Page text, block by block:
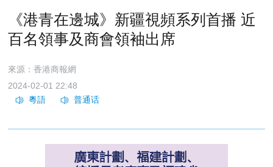
《港青在邊城》新疆視頻系列首播 近
百名領事及商會領袖出席
來源：香港商報網
2024-02-01 22:48